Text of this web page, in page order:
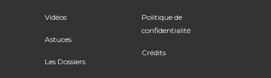
Vidéos
Astuces
Les Dossiers
Politique de
confidentialité
Crédits